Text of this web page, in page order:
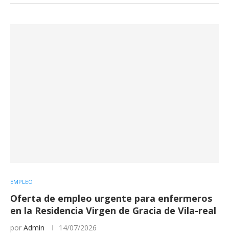
EMPLEO
Oferta de empleo urgente para enfermeros
en la Residencia Virgen de Gracia de Vila-real
por Admin 14/07/2026